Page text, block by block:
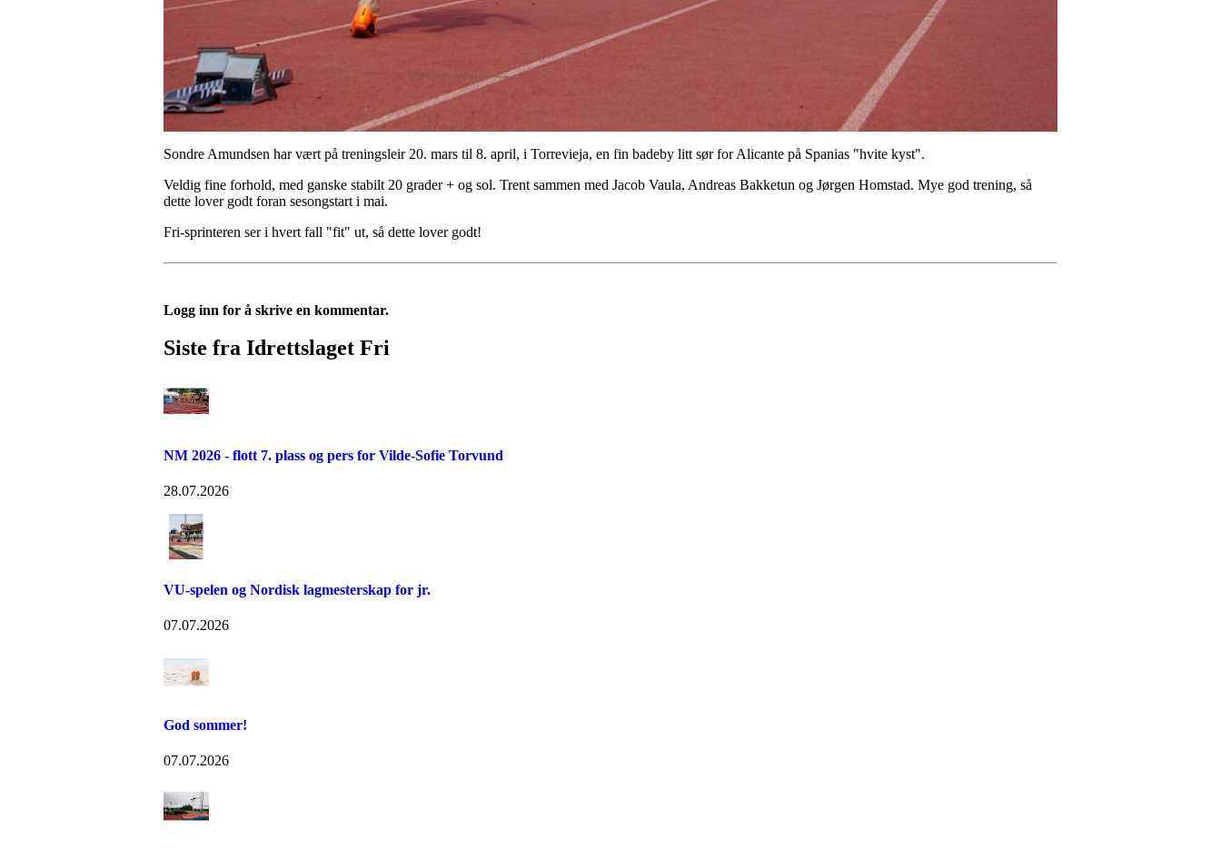
Sondre Amundsen har vært på treningsleir 20. mars til 8. april, i Torrevieja, en fin badeby litt sør for Alicante på Spanias "hvite kyst".
Veldig fine forhold, med ganske stabilt 20 grader + og sol. Trent sammen med Jacob Vaula, Andreas Bakketun og Jørgen Homstad. Mye god trening, så
dette lover godt foran sesongstart i mai.
Fri-sprinteren ser i hvert fall "fit" ut, så dette lover godt!
Logg inn for å skrive en kommentar.
Siste fra Idrettslaget Fri
NM 2026 - flott 7. plass og pers for Vilde-Sofie Torvund
28.07.2026
VU-spelen og Nordisk lagmesterskap for jr.
07.07.2026
God sommer!
07.07.2026